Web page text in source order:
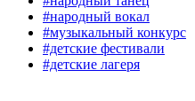
#народный вокал
#музыкальный конкурс
#детские фестивали
#детские лагеря